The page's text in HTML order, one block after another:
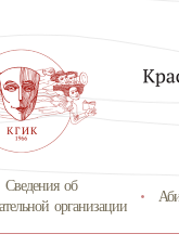
Сведения об
организации